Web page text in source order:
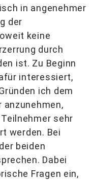
in angenehmer
der
keine
durch
ist. Zu Beginn
interessiert,
ich dem
anzunehmen,
sehr
werden. Bei
beiden
Dabei
Fragen ein,